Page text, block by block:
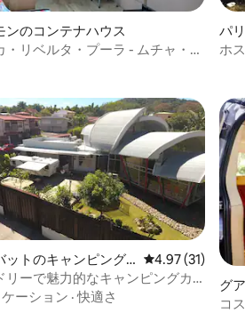
4.63つ星の平均評価
ンのコンテナハウス
・リベルタ・プーラ - ムチャ・パ
パ
ホ
ットのキャンピング
レビュー31件、
4.97 (31)
リーで魅力的なキャンピングカ
ケーション ·快適さ
グ
コ